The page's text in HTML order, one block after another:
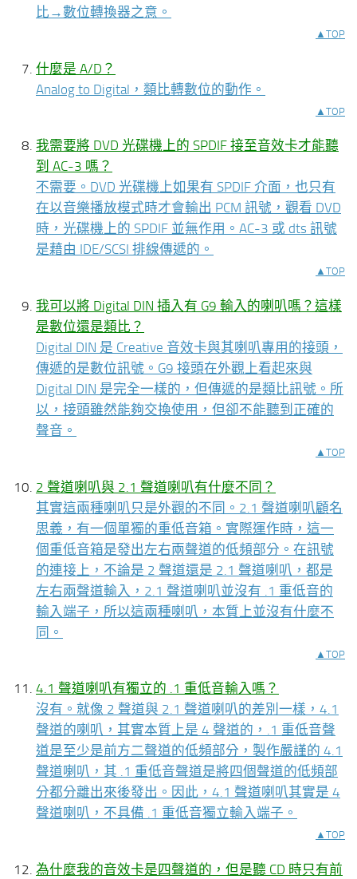
比→數位轉換器之意。
▲TOP
什麼是 A/D？
Analog to Digital，類比轉數位的動作。
▲TOP
我需要將 DVD 光碟機上的 SPDIF 接至音效卡才能聽
到 AC-3 嗎？
不需要。DVD 光碟機上如果有 SPDIF 介面，也只有
在以音樂播放模式時才會輸出 PCM 訊號，觀看 DVD
時，光碟機上的 SPDIF 並無作用。AC-3 或 dts 訊號
是藉由 IDE/SCSI 排線傳遞的。
▲TOP
我可以將 Digital DIN 插入有 G9 輸入的喇叭嗎？這樣
是數位還是類比？
Digital DIN 是 Creative 音效卡與其喇叭專用的接頭，
傳遞的是數位訊號。G9 接頭在外觀上看起來與
Digital DIN 是完全一樣的，但傳遞的是類比訊號。所
以，接頭雖然能夠交換使用，但卻不能聽到正確的
聲音。
▲TOP
2 聲道喇叭與 2.1 聲道喇叭有什麼不同？
其實這兩種喇叭只是外觀的不同。2.1 聲道喇叭顧名
思義，有一個單獨的重低音箱。實際運作時，這一
個重低音箱是發出左右兩聲道的低頻部分。在訊號
的連接上，不論是 2 聲道還是 2.1 聲道喇叭，都是
左右兩聲道輸入，2.1 聲道喇叭並沒有 .1 重低音的
輸入端子，所以這兩種喇叭，本質上並沒有什麼不
同。
▲TOP
4.1 聲道喇叭有獨立的 .1 重低音輸入嗎？
沒有。就像 2 聲道與 2.1 聲道喇叭的差別一樣，4.1
聲道的喇叭，其實本質上是 4 聲道的，.1 重低音聲
道是至少是前方二聲道的低頻部分，製作嚴謹的 4.1
聲道喇叭，其 .1 重低音聲道是將四個聲道的低頻部
分都分離出來後發出。因此，4.1 聲道喇叭其實是 4
聲道喇叭，不具備 .1 重低音獨立輸入端子。
▲TOP
為什麼我的音效卡是四聲道的，但是聽 CD 時只有前